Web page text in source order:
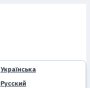
Українська
Русский